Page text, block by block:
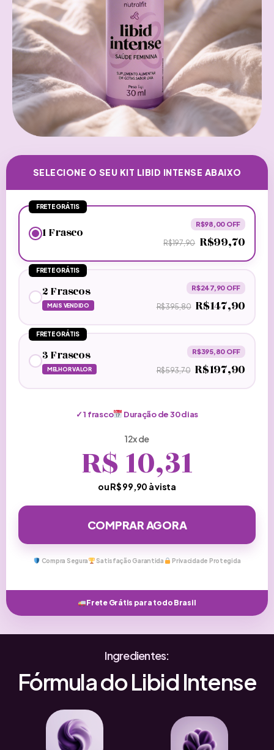
SELECIONE O SEU KIT LIBID INTENSE ABAIXO
FRETE GRÁTIS
1 Frasco
R$98,00 OFF
R$197,90 R$99,70
FRETE GRÁTIS
2 Frascos
MAIS VENDIDO
R$247,90 OFF
R$395,80 R$147,90
FRETE GRÁTIS
3 Frascos
MELHOR VALOR
R$395,80 OFF
R$593,70 R$197,90
✓1 frasco Duração de30dias
12x de
R$10,31
ou R$99,90 à vista
COMPRAR AGORA
Compra Segura Satisfação Garantida Privacidade Protegida
Frete Grátis para todo Brasil
Ingredientes:
Fórmula do Libid Intense